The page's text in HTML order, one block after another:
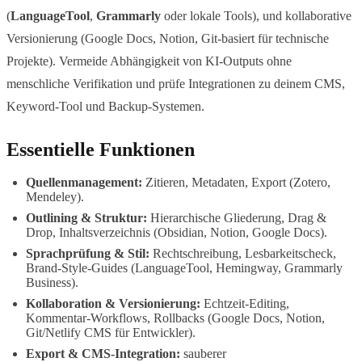
(LanguageTool, Grammarly oder lokale Tools), und kollaborative
Versionierung (Google Docs, Notion, Git‑basiert für technische
Projekte). Vermeide Abhängigkeit von KI‑Outputs ohne
menschliche Verifikation und prüfe Integrationen zu deinem CMS,
Keyword‑Tool und Backup-Systemen.
Essentielle Funktionen
Quellenmanagement: Zitieren, Metadaten, Export (Zotero,
Mendeley).
Outlining & Struktur: Hierarchische Gliederung, Drag &
Drop, Inhaltsverzeichnis (Obsidian, Notion, Google Docs).
Sprachprüfung & Stil: Rechtschreibung, Lesbarkeitscheck,
Brand‑Style‑Guides (LanguageTool, Hemingway, Grammarly
Business).
Kollaboration & Versionierung: Echtzeit-Editing,
Kommentar-Workflows, Rollbacks (Google Docs, Notion,
Git/Netlify CMS für Entwickler).
Export & CMS-Integration: sauberer